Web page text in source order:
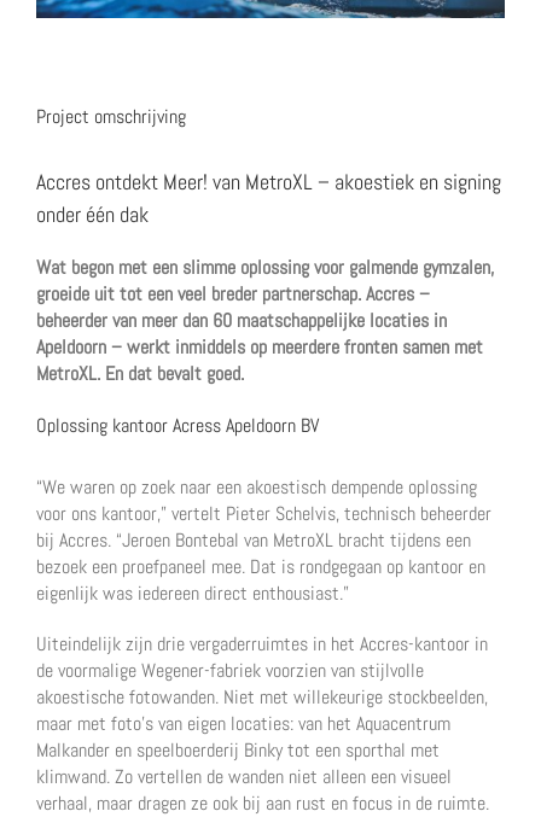
Project omschrijving
Accres ontdekt Meer! van MetroXL – akoestiek en signing
onder één dak
Wat begon met een slimme oplossing voor galmende gymzalen,
groeide uit tot een veel breder partnerschap. Accres –
beheerder van meer dan 60 maatschappelijke locaties in
Apeldoorn – werkt inmiddels op meerdere fronten samen met
MetroXL. En dat bevalt goed.
Oplossing kantoor Acress Apeldoorn BV
“We waren op zoek naar een akoestisch dempende oplossing
voor ons kantoor,” vertelt Pieter Schelvis, technisch beheerder
bij Accres. “Jeroen Bontebal van MetroXL bracht tijdens een
bezoek een proefpaneel mee. Dat is rondgegaan op kantoor en
eigenlijk was iedereen direct enthousiast.”
Uiteindelijk zijn drie vergaderruimtes in het Accres-kantoor in
de voormalige Wegener-fabriek voorzien van stijlvolle
akoestische fotowanden. Niet met willekeurige stockbeelden,
maar met foto’s van eigen locaties: van het Aquacentrum
Malkander en speelboerderij Binky tot een sporthal met
klimwand. Zo vertellen de wanden niet alleen een visueel
verhaal, maar dragen ze ook bij aan rust en focus in de ruimte.